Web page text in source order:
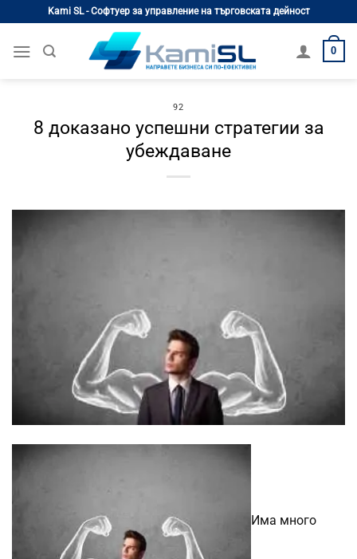
content
Kami SL - Софтуер за управление на търговската дейност
0
92
8 доказано успешни стратегии за
убеждаване
Има много